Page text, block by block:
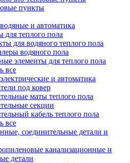
пункты
и автоматика
для теплого пола
для водяного теплого пола
водяного пола
элементы для теплого пола
все
и автоматика
под ковер
маты теплого пола
секции
кабель теплого пола
все
соединительные детали и
канализационные и
детали